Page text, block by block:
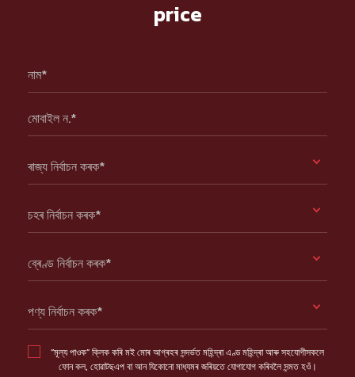
price
নাম*
মোবাইল ন.*
ৰাজ্য নিৰ্বাচন কৰক*
চহৰ নিৰ্বাচন কৰক*
ব্ৰেণ্ড নিৰ্বাচন কৰক*
পণ্য নিৰ্বাচন কৰক*
“মূল্য পাওক” ক্লিক কৰি মই মোৰ আগ্ৰহৰ সন্দৰ্ভত মহিন্দ্ৰা এণ্ড মহিন্দ্ৰা আৰু সহযোগীসকলে
ফোন কল, হোৱাটছএপ বা আন যিকোনো মাধ্যমৰ জৰিয়তে যোগাযোগ কৰিবলৈ সন্মত হওঁ।